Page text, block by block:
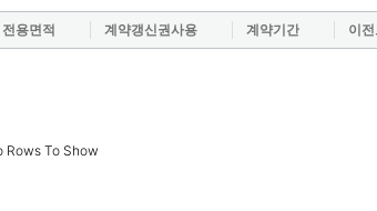
전용면적 계약갱신권사용 계약기간 이
Rows To Show